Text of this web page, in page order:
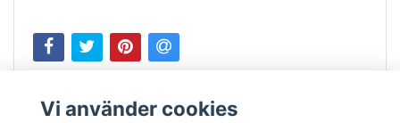
Vi använder cookies